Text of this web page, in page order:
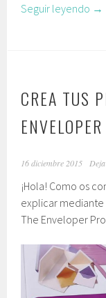
Seguir leyendo →
CREA TUS
16 diciembre 2015
¡Hola! Como os
explicar
The Enveloper